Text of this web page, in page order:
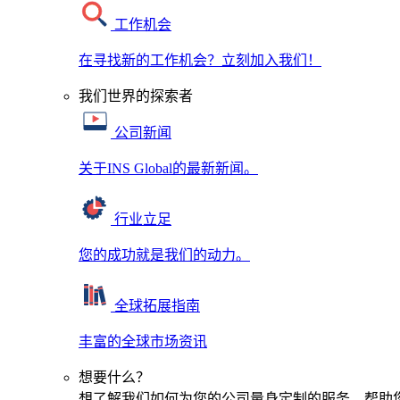
工作机会
在寻找新的工作机会？立刻加入我们！
我们世界的探索者
公司新闻
关于INS Global的最新新闻。
行业立足
您的成功就是我们的动力。
全球拓展指南
丰富的全球市场资讯
想要什么？